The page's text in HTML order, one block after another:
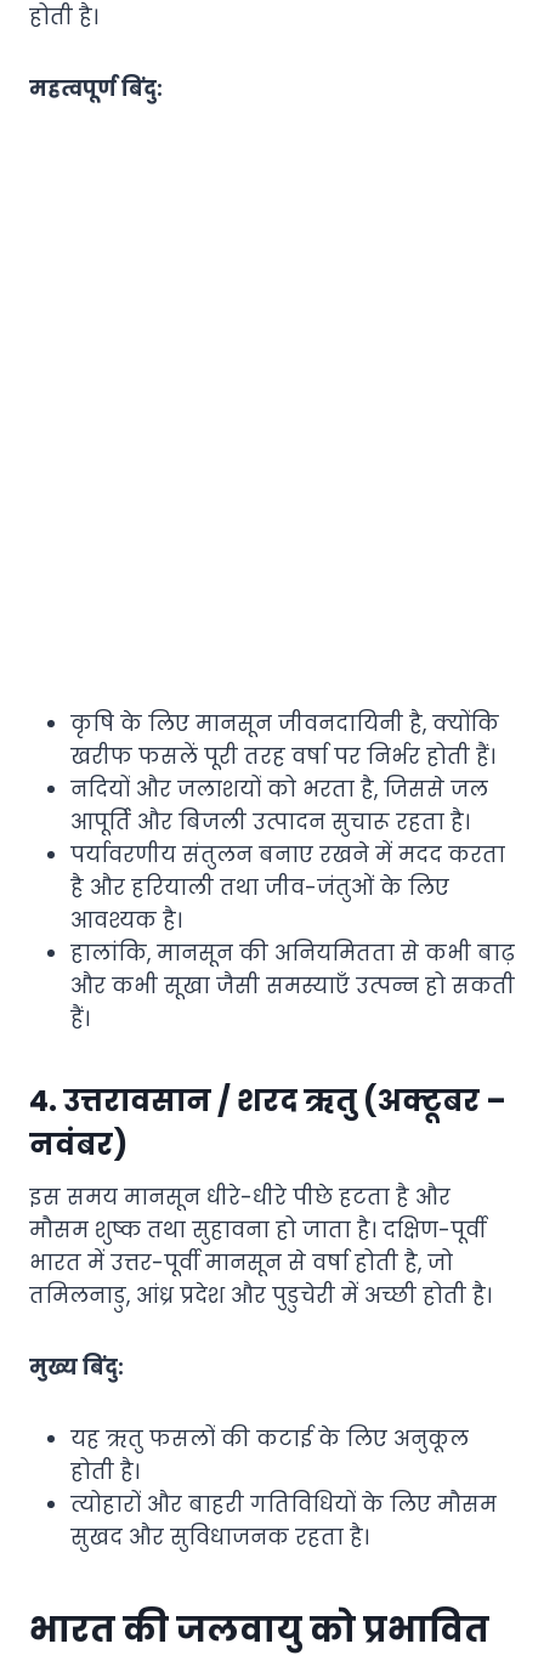
होती है।
महत्वपूर्ण बिंदु:
कृषि के लिए मानसून जीवनदायिनी है, क्योंकि
खरीफ फसलें पूरी तरह वर्षा पर निर्भर होती हैं।
नदियों और जलाशयों को भरता है, जिससे जल
आपूर्ति और बिजली उत्पादन सुचारू रहता है।
पर्यावरणीय संतुलन बनाए रखने में मदद करता
है और हरियाली तथा जीव-जंतुओं के लिए
आवश्यक है।
हालांकि, मानसून की अनियमितता से कभी बाढ़
और कभी सूखा जैसी समस्याएँ उत्पन्न हो सकती
हैं।
4. उत्तरावसान / शरद ऋतु (अक्टूबर –
नवंबर)
इस समय मानसून धीरे-धीरे पीछे हटता है और
मौसम शुष्क तथा सुहावना हो जाता है। दक्षिण-पूर्वी
भारत में उत्तर-पूर्वी मानसून से वर्षा होती है, जो
तमिलनाडु, आंध्र प्रदेश और पुडुचेरी में अच्छी होती है।
मुख्य बिंदु:
यह ऋतु फसलों की कटाई के लिए अनुकूल
होती है।
त्योहारों और बाहरी गतिविधियों के लिए मौसम
सुखद और सुविधाजनक रहता है।
भारत की जलवायु को प्रभावित